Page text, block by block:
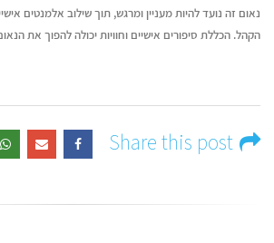
נאום זה נועד להיות מעניין ומרגש, תוך שילוב אלמנטים
הקהל. הכללת סיפורים אישיים וחוויות יכולה להפוך את
Share this post